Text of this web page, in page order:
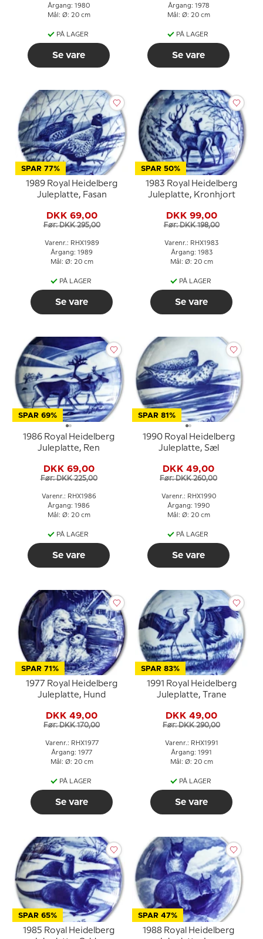
Årgang: 1980
Mål: Ø: 20 cm
PÅ LAGER
Se vare
Årgang: 1978
Mål: Ø: 20 cm
PÅ LAGER
Se vare
SPAR 77%
1989 Royal Heidelberg
Juleplatte, Fasan
DKK 69,00
Før: DKK 295,00
Varenr.: RHX1989
Årgang: 1989
Mål: Ø: 20 cm
PÅ LAGER
Se vare
SPAR 50%
1983 Royal Heidelberg
Juleplatte, Kronhjort
DKK 99,00
Før: DKK 198,00
Varenr.: RHX1983
Årgang: 1983
Mål: Ø: 20 cm
PÅ LAGER
Se vare
SPAR 69%
1986 Royal Heidelberg
Juleplatte, Ren
DKK 69,00
Før: DKK 225,00
Varenr.: RHX1986
Årgang: 1986
Mål: Ø: 20 cm
PÅ LAGER
Se vare
SPAR 81%
1990 Royal Heidelberg
Juleplatte, Sæl
DKK 49,00
Før: DKK 260,00
Varenr.: RHX1990
Årgang: 1990
Mål: Ø: 20 cm
PÅ LAGER
Se vare
SPAR 71%
1977 Royal Heidelberg
Juleplatte, Hund
DKK 49,00
Før: DKK 170,00
Varenr.: RHX1977
Årgang: 1977
Mål: Ø: 20 cm
PÅ LAGER
Se vare
SPAR 83%
1991 Royal Heidelberg
Juleplatte, Trane
DKK 49,00
Før: DKK 290,00
Varenr.: RHX1991
Årgang: 1991
Mål: Ø: 20 cm
PÅ LAGER
Se vare
SPAR 65%
1985 Royal Heidelberg
SPAR 47%
1988 Royal Heidelberg